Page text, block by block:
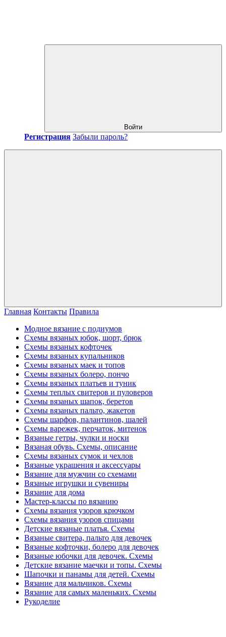
Войти
Регистрация Забыли пароль?
Главная Контакты Правила
Модное вязание с подиумов
Схемы вязаных юбок, шорт, брюк
Схемы вязаных кофточек
Схемы вязаных купальников
Схемы вязаных маек и топов
Схемы вязаных болеро, пончо
Схемы вязаных платьев и туник
Схемы теплых свитеров и пуловеров
Схемы вязаных шапок, беретов
Схемы вязаных пальто, жакетов
Схемы шарфов, палантинов, шалей
Схемы варежек, перчаток, митенок
Вязаные гетры, чулки и носки
Вязаная обувь. Схемы, описание
Схемы вязаных сумок и чехлов
Вязаные украшения и аксессуары
Вязание для мужчин со схемами
Вязаные игрушки и сувениры
Вязание для дома
Мастер-классы по вязанию
Схемы вязания узоров крючком
Схемы вязания узоров спицами
Детские вязаные платья. Схемы
Вязаные свитера, пальто для девочек
Вязаные кофточки, болеро для девочек
Вязаные юбочки для девочек. Схемы
Детские вязание маечки и топы. Схемы
Шапочки и панамы для детей. Схемы
Вязание для мальчиков. Схемы
Вязание для самых маленьких. Схемы
Рукоделие